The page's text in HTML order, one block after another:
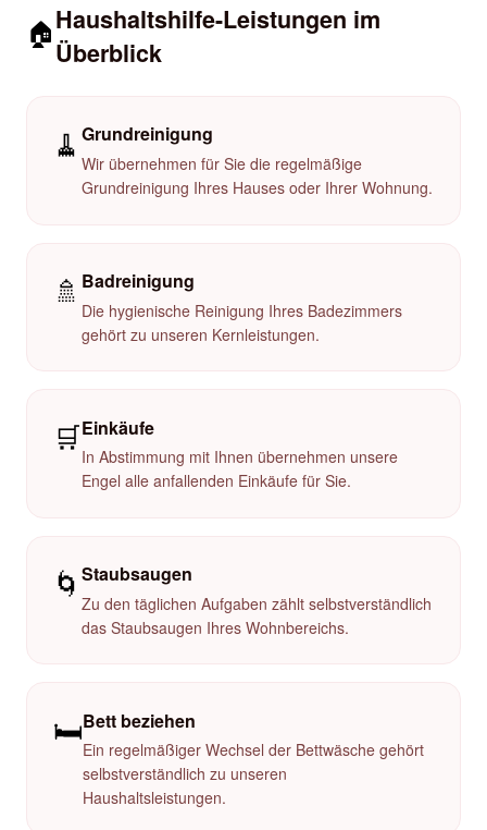
🏠Haushaltshilfe-Leistungen im
Überblick
🧹 Grundreinigung
Wir übernehmen für Sie die regelmäßige
Grundreinigung Ihres Hauses oder Ihrer Wohnung.
🚿 Badreinigung
Die hygienische Reinigung Ihres Badezimmers
gehört zu unseren Kernleistungen.
🛒Einkäufe
In Abstimmung mit Ihnen übernehmen unsere
Engel alle anfallenden Einkäufe für Sie.
🌀 Staubsaugen
Zu den täglichen Aufgaben zählt selbstverständlich
das Staubsaugen Ihres Wohnbereichs.
🛏️Bett beziehen
Ein regelmäßiger Wechsel der Bettwäsche gehört
selbstverständlich zu unseren
Haushaltsleistungen.